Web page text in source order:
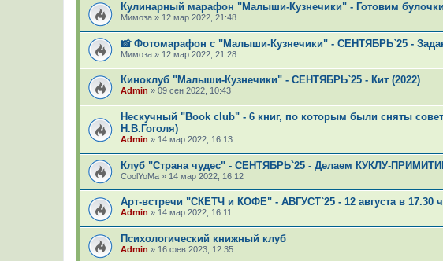
Кулинарный марафон "Малыши-Кузнечики" - Готовим
Мимоза » 12 мар 2022, 21:48
📸 Фотомарафон с "Малыши-Кузнечики" - СЕНТЯБРЬ`25 -
Мимоза » 12 мар 2022, 21:28
Киноклуб "Малыши-Кузнечики" - СЕНТЯБРЬ`25 - Кит (2022)
Admin » 09 сен 2022, 10:43
Нескучный "Book club" - 6 книг, по которым были сняты
Н.В.Гоголя)
Admin » 14 мар 2022, 16:13
Клуб "Страна чудес" - СЕНТЯБРЬ`25 - Делаем КУКЛУ-
CoolYoMa » 14 мар 2022, 16:12
Арт-встречи "СКЕТЧ и КОФЕ" - АВГУСТ`25 - 12 августа в 17.30
Admin » 14 мар 2022, 16:11
Психологический книжный клуб
Admin » 16 фев 2023, 12:35